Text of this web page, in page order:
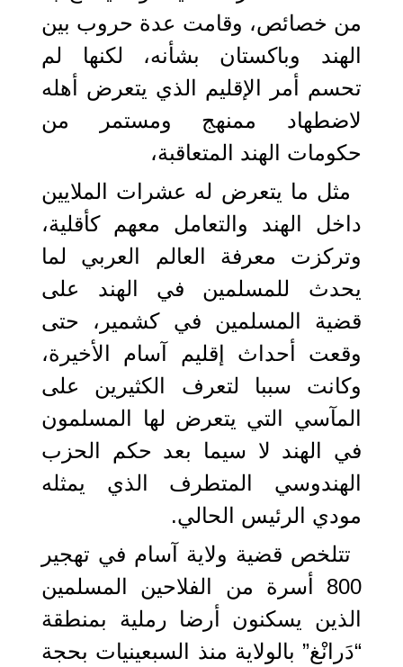
من خصائص، وقامت عدة حروب بين
الهند وباكستان بشأنه، لكنها لم
تحسم أمر الإقليم الذي يتعرض أهله
لاضطهاد ممنهج ومستمر من
حكومات الهند المتعاقبة،
مثل ما يتعرض له عشرات الملايين
داخل الهند والتعامل معهم كأقلية،
وتركزت معرفة العالم العربي لما
يحدث للمسلمين في الهند على
قضية المسلمين في كشمير، حتى
وقعت أحداث إقليم آسام الأخيرة،
وكانت سببا لتعرف الكثيرين على
المآسي التي يتعرض لها المسلمون
في الهند لا سيما بعد حكم الحزب
الهندوسي المتطرف الذي يمثله
مودي الرئيس الحالي.
تتلخص قضية ولاية آسام في تهجير
800 أسرة من الفلاحين المسلمين
الذين يسكنون أرضا رملية بمنطقة
“دَرانْغ” بالولاية منذ السبعينيات بحجة